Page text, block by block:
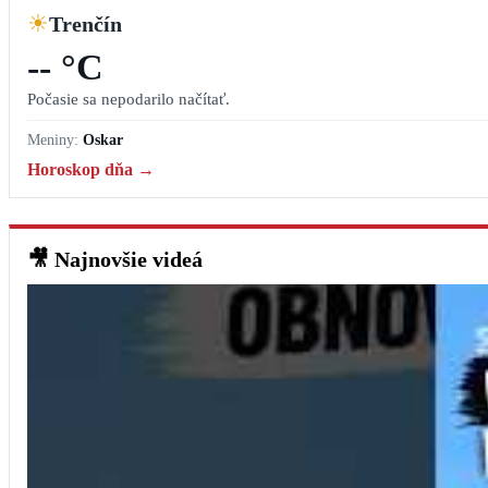
☀Trenčín
-- °C
Počasie sa nepodarilo načítať.
Meniny: Oskar
Horoskop dňa →
🎥 Najnovšie videá